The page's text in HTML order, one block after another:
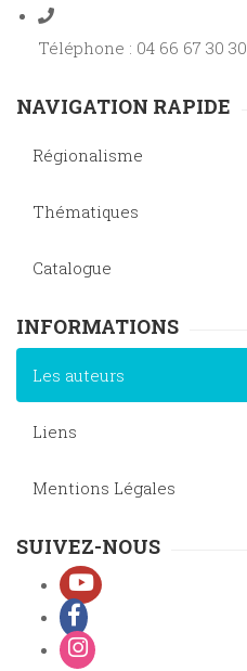
Téléphone : 04 66 67 30 30
NAVIGATION RAPIDE
Régionalisme
Thématiques
Catalogue
INFORMATIONS
Les auteurs
Liens
Mentions Légales
SUIVEZ-NOUS